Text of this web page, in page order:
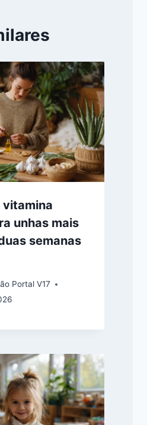
vitamina
unhas mais
semanas
Portal V17